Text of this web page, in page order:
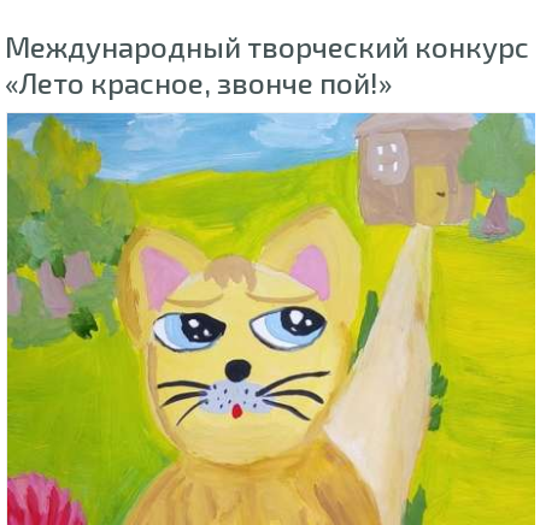
Международный творческий конкурс
«Лето красное, звонче пой!»